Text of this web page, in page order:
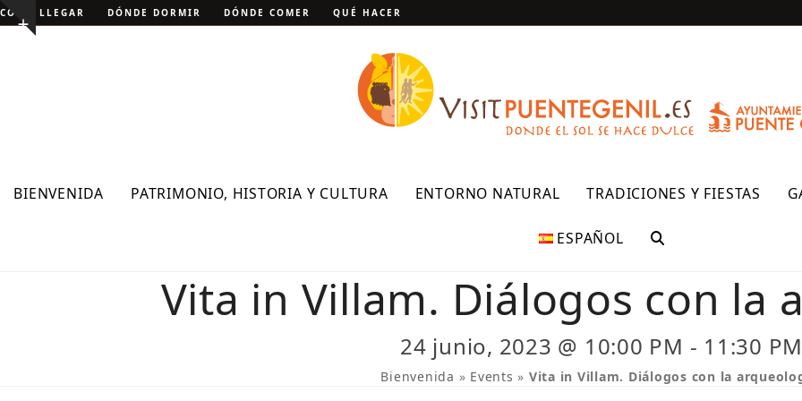
Skip
to Show
CÓMO LLEGAR DÓNDE DORMIR DÓNDE COMER QUÉ HACER
BIENVENIDA PATRIMONIO, HISTORIA Y CULTURA ENTORNO NATURAL TRADICIONES Y FIESTAS
ESPAÑOL
Vita in Villam. Diálogos con la
24 junio, 2023 @ 10:00 PM - 11:30 PM
Bienvenida » Events » Vita in Villam. Diálogos con la